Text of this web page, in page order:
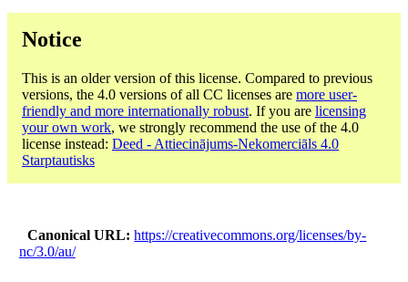
Notice
This is an older version of this license. Compared to previous
versions, the 4.0 versions of all CC licenses are more user-
friendly and more internationally robust. If you are licensing
your own work, we strongly recommend the use of the 4.0
license instead: Deed - Attiecinājums-Nekomerciāls 4.0
Starptautisks
Canonical URL
https://creativecommons.org/licenses/by-
nc/3.0/au/